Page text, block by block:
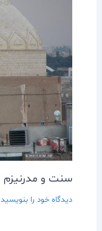
سنت و مدرنيزم
دیدگاه‌ خود را بنویسید